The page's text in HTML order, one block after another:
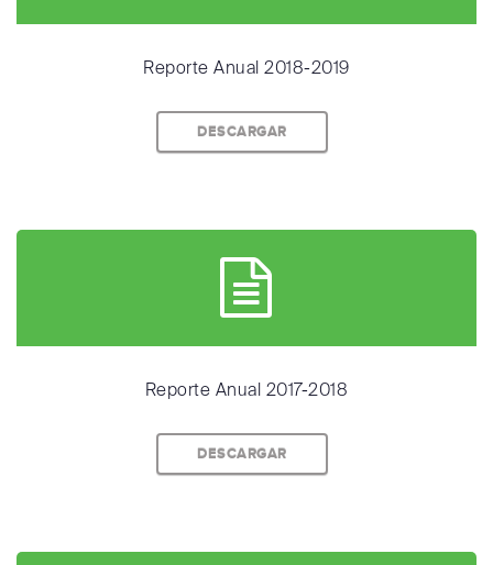
Reporte Anual 2018-2019
DESCARGAR
Reporte Anual 2017-2018
DESCARGAR